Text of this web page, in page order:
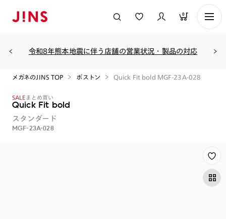
0
令和8年熊本地震に伴う店舗の営業状況・製品の対応
メガネのJINS TOP ボストン Quick Fit bold MGF-23A-028
SALE まとめ買い
Quick Fit bold
スタンダード
MGF-23A-028